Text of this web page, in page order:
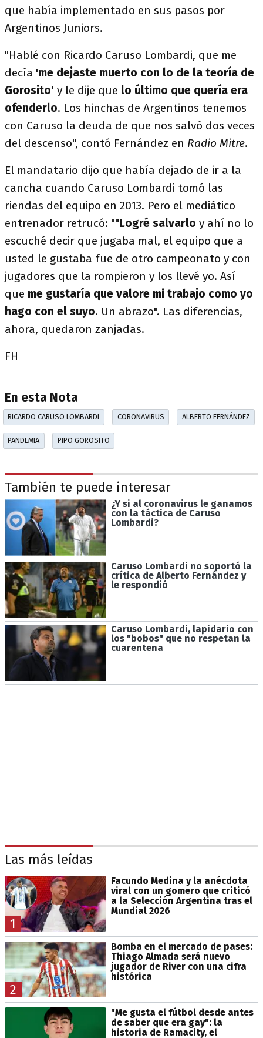
que había implementado en sus pasos por
Argentinos Juniors.
"Hablé con Ricardo Caruso Lombardi, que me
decía 'me dejaste muerto con lo de la teoría de
Gorosito' y le dije que lo último que quería era
ofenderlo. Los hinchas de Argentinos tenemos
con Caruso la deuda de que nos salvó dos veces
del descenso", contó Fernández en Radio Mitre.
El mandatario dijo que había dejado de ir a la
cancha cuando Caruso Lombardi tomó las
riendas del equipo en 2013. Pero el mediático
entrenador retrucó: ""Logré salvarlo y ahí no lo
escuché decir que jugaba mal, el equipo que a
usted le gustaba fue de otro campeonato y con
jugadores que la rompieron y los llevé yo. Así
que me gustaría que valore mi trabajo como yo
hago con el suyo. Un abrazo". Las diferencias,
ahora, quedaron zanjadas.
FH
En esta Nota
RICARDO CARUSO LOMBARDI CORONAVIRUS ALBERTO FERNÁNDEZ
PANDEMIA PIPO GOROSITO
También te puede interesar
¿Y si al coronavirus le ganamos
con la táctica de Caruso
Lombardi?
Caruso Lombardi no soportó la
crítica de Alberto Fernández y
le respondió
Caruso Lombardi, lapidario con
los "bobos" que no respetan la
cuarentena
Las más leídas
1
Facundo Medina y la anécdota
viral con un gomero que criticó
a la Selección Argentina tras el
Mundial 2026
2
Bomba en el mercado de pases:
Thiago Almada será nuevo
jugador de River con una cifra
histórica
"Me gusta el fútbol desde antes
de saber que era gay": la
historia de Ramacity, el